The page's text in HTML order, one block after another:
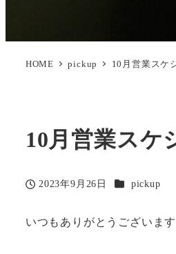
HOME pickup 10月営業スケ
10月営業スケ
投稿日
2023年9月26日 カテゴリー
pickup
いつもありがとうございます